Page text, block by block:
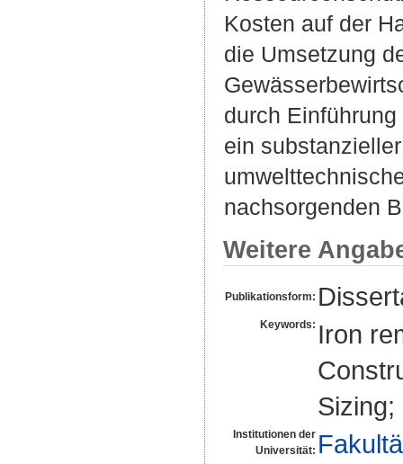
Kosten auf der
die Umsetzung
durch
ein
nachsorgenden
Weitere
Publikationsform:
Keywords: Iron
Sizing;
Institutionen der
Universität: